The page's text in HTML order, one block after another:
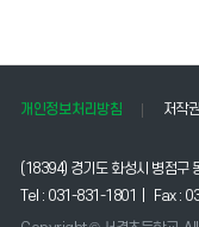
개인정보처리방침 저작
(18394) 경기도 화성시 병점구
Tel : 031-831-1801 | Fax :